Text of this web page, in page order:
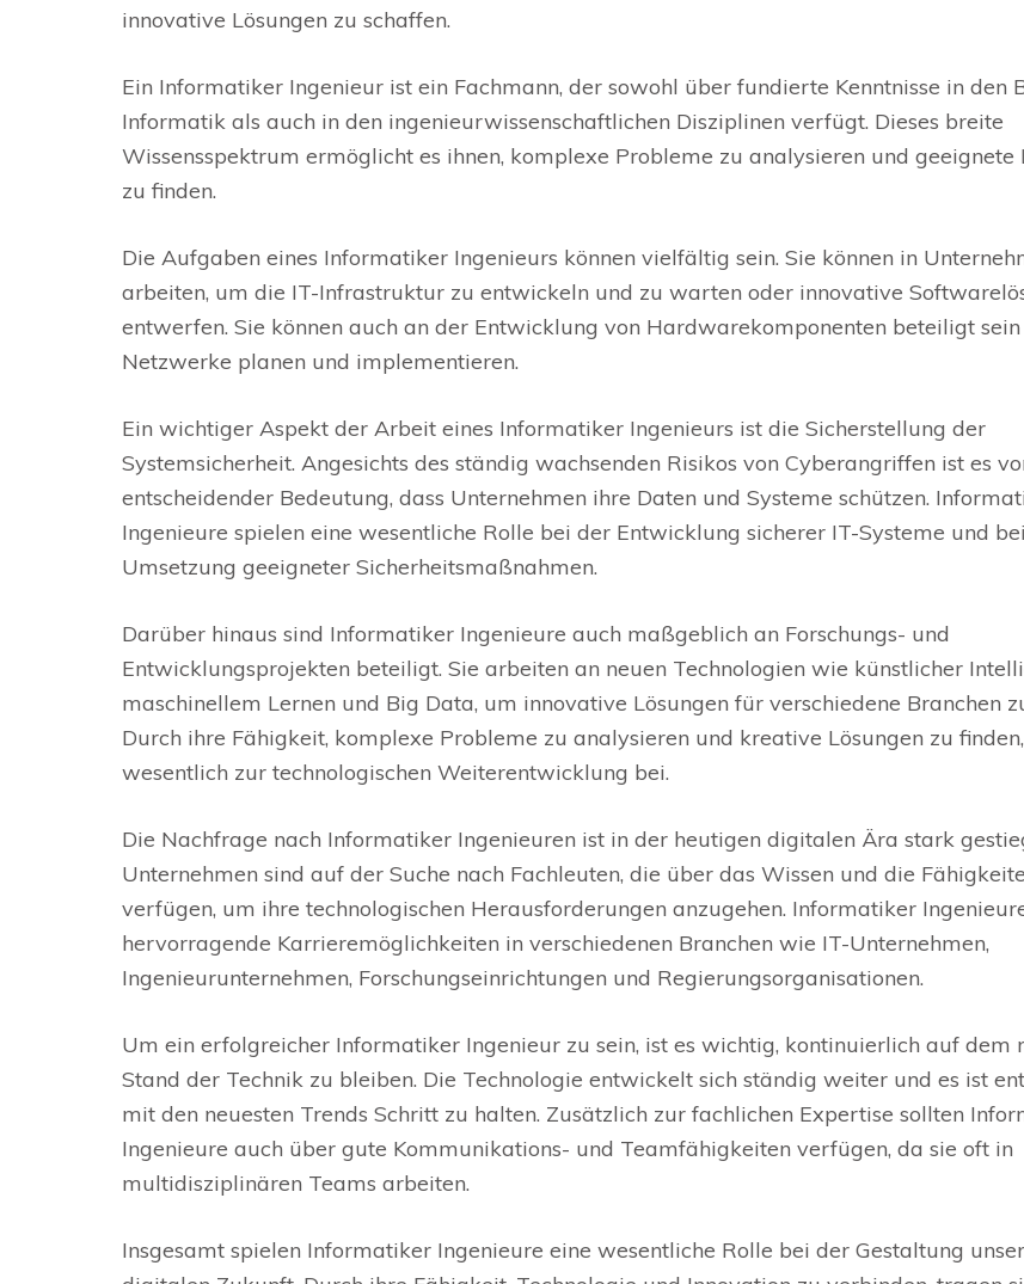
innovative Lösungen zu schaffen.
Ein Informatiker Ingenieur ist ein Fachmann, der sowohl über fundierte Kenntnisse in den
Informatik als auch in den ingenieurwissenschaftlichen Disziplinen verfügt. Dieses breite
Wissensspektrum ermöglicht es ihnen, komplexe Probleme zu analysieren und geeignete
zu finden.
Die Aufgaben eines Informatiker Ingenieurs können vielfältig sein. Sie können in
arbeiten, um die IT-Infrastruktur zu entwickeln und zu warten oder innovative
entwerfen. Sie können auch an der Entwicklung von Hardwarekomponenten beteiligt
Netzwerke planen und implementieren.
Ein wichtiger Aspekt der Arbeit eines Informatiker Ingenieurs ist die Sicherstellung der
Systemsicherheit. Angesichts des ständig wachsenden Risikos von Cyberangriffen ist es
entscheidender Bedeutung, dass Unternehmen ihre Daten und Systeme schützen.
Ingenieure spielen eine wesentliche Rolle bei der Entwicklung sicherer IT-Systeme und
Umsetzung geeigneter Sicherheitsmaßnahmen.
Darüber hinaus sind Informatiker Ingenieure auch maßgeblich an Forschungs- und
Entwicklungsprojekten beteiligt. Sie arbeiten an neuen Technologien wie künstlicher
maschinellem Lernen und Big Data, um innovative Lösungen für verschiedene Branchen
Durch ihre Fähigkeit, komplexe Probleme zu analysieren und kreative Lösungen zu
wesentlich zur technologischen Weiterentwicklung bei.
Die Nachfrage nach Informatiker Ingenieuren ist in der heutigen digitalen Ära stark
Unternehmen sind auf der Suche nach Fachleuten, die über das Wissen und die
verfügen, um ihre technologischen Herausforderungen anzugehen. Informatiker
hervorragende Karrieremöglichkeiten in verschiedenen Branchen wie IT-Unternehmen,
Ingenieurunternehmen, Forschungseinrichtungen und Regierungsorganisationen.
Um ein erfolgreicher Informatiker Ingenieur zu sein, ist es wichtig, kontinuierlich auf dem
Stand der Technik zu bleiben. Die Technologie entwickelt sich ständig weiter und es ist
mit den neuesten Trends Schritt zu halten. Zusätzlich zur fachlichen Expertise sollten
Ingenieure auch über gute Kommunikations- und Teamfähigkeiten verfügen, da sie oft in
multidisziplinären Teams arbeiten.
Insgesamt spielen Informatiker Ingenieure eine wesentliche Rolle bei der Gestaltung